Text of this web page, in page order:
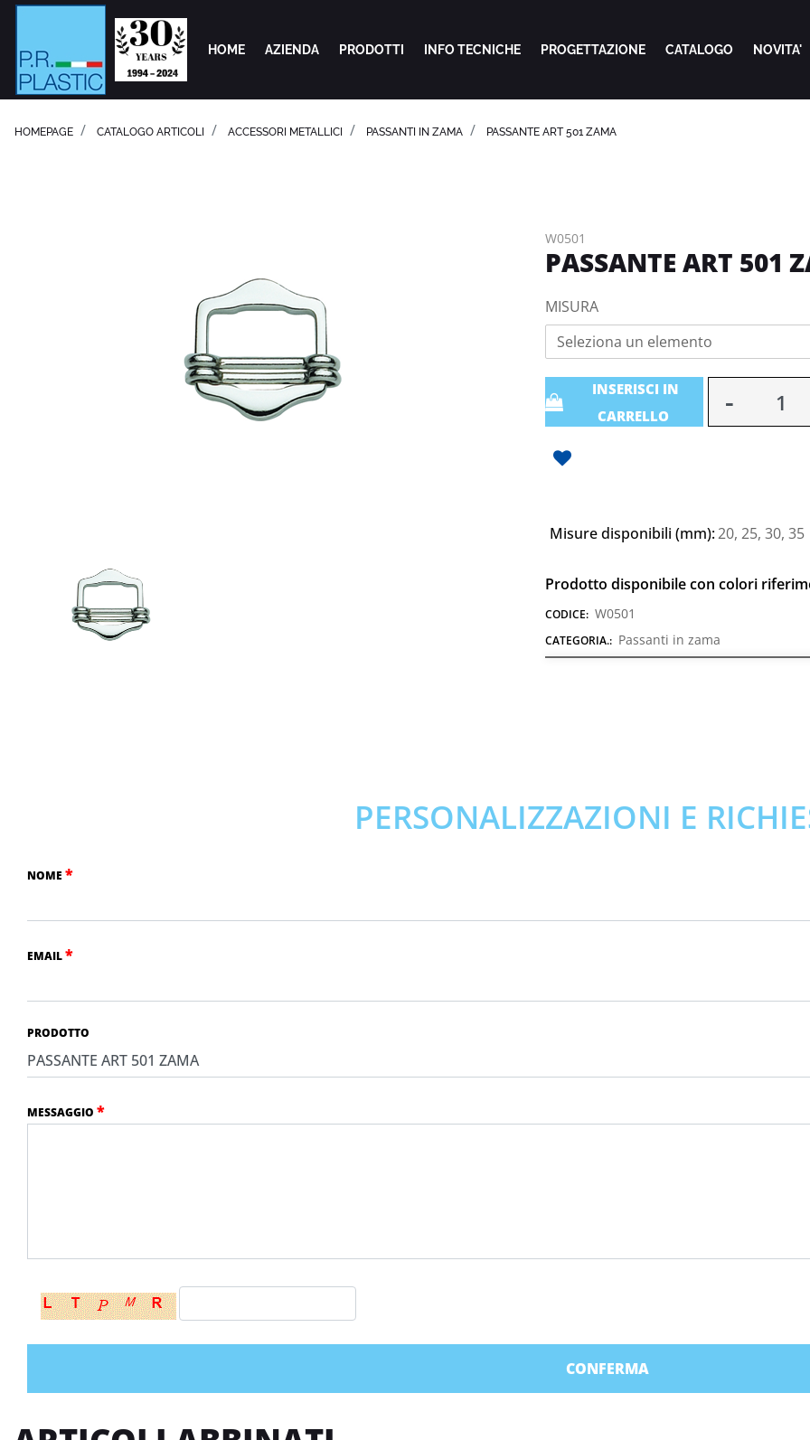
HOME AZIENDA PRODOTTI INFO TECNICHE PROGETTAZIONE CATALOGO NOVITA'
HOMEPAGE CATALOGO ARTICOLI ACCESSORI METALLICI PASSANTI IN ZAMA PASSANTE ART 501 ZAMA
W0501
PASSANTE ART 501
MISURA
Seleziona un elemento
QuantitàINSERISCI IN
CARRELLO
Misure disponibili (mm):20, 25, 30, 35
Prodotto disponibile con colori
CODICE: W0501
CATEGORIA.: Passanti in zama
PERSONALIZZAZIONI E
NOME *
EMAIL*
PRODOTTO
MESSAGGIO *